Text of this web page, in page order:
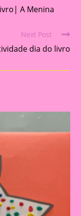
A Menina
Next Post
dia do livro